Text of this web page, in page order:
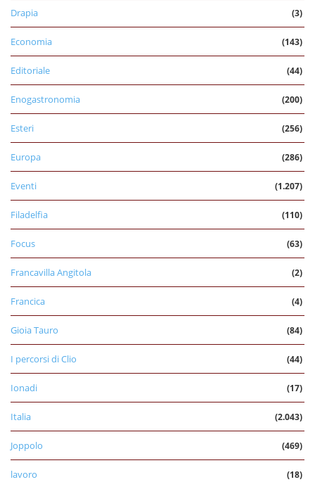
Drapia (3)
Economia (143)
Editoriale (44)
Enogastronomia (200)
Esteri (256)
Europa (286)
Eventi (1.207)
Filadelfia (110)
Focus (63)
Francavilla Angitola (2)
Francica (4)
Gioia Tauro (84)
I percorsi di Clio (44)
Ionadi (17)
Italia (2.043)
Joppolo (469)
lavoro (18)